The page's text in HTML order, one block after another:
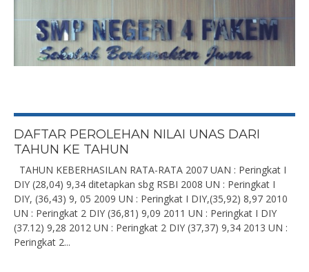
DAFTAR PEROLEHAN NILAI UNAS DARI
TAHUN KE TAHUN
TAHUN KEBERHASILAN RATA-RATA 2007 UAN : Peringkat I
DIY (28,04) 9,34 ditetapkan sbg RSBI 2008 UN : Peringkat I
DIY, (36,43) 9, 05 2009 UN : Peringkat I DIY,(35,92) 8,97 2010
UN : Peringkat 2 DIY (36,81) 9,09 2011 UN : Peringkat I DIY
(37.12) 9,28 2012 UN : Peringkat 2 DIY (37,37) 9,34 2013 UN :
Peringkat 2...